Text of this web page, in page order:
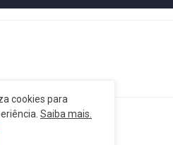
cookies para
Saiba mais.